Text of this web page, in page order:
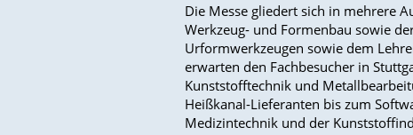
Die Messe gliedert sich in mehrere
Werkzeug- und Formenbau sowie
Urformwerkzeugen sowie dem
erwarten den Fachbesucher in
Kunststofftechnik und
Heißkanal-Lieferanten bis zum
Medizintechnik und der